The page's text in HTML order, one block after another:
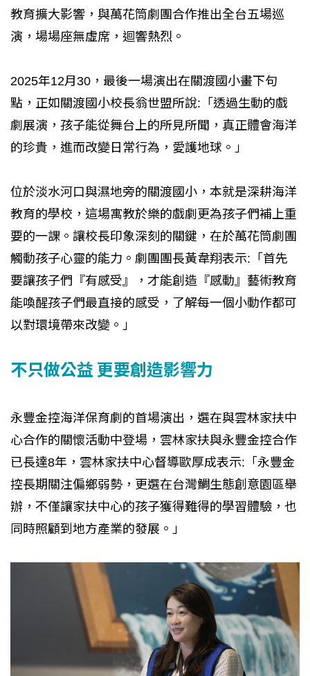
教育擴大影響，與萬花筒劇團合作推出全台五場巡
演，場場座無虛席，迴響熱烈。
2025年12月30，最後一場演出在關渡國小畫下句
點，正如關渡國小校長翁世盟所說:「透過生動的戲
劇展演，孩子能從舞台上的所見所聞，真正體會海洋
的珍貴，進而改變日常行為，愛護地球。」
位於淡水河口與濕地旁的關渡國小，本就是深耕海洋
教育的學校，這場寓教於樂的戲劇更為孩子們補上重
要的一課。讓校長印象深刻的關鍵，在於萬花筒劇團
觸動孩子心靈的能力。劇團團長黃韋翔表示:「首先
要讓孩子們『有感受』，才能創造『感動』藝術教育
能喚醒孩子們最直接的感受，了解每一個小動作都可
以對環境帶來改變。」
不只做公益 更要創造影響力
永豐金控海洋保育劇的首場演出，選在與雲林家扶中
心合作的關懷活動中登場，雲林家扶與永豐金控合作
已長達8年，雲林家扶中心督導歐厚成表示:「永豐金
控長期關注偏鄉弱勢，更選在台灣鯛生態創意園區舉
辦，不僅讓家扶中心的孩子獲得難得的學習體驗，也
同時照顧到地方產業的發展。」